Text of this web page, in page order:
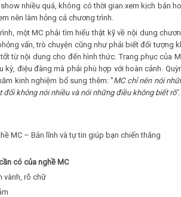
nhiều quá, không có thời gian xem kịch bản
nên làm hỏng cả chương trình.
một MC phải tìm hiểu thật kỹ về nội dung
vấn, trò chuyện cũng như phải biết đối tượng
từ nội dung cho đến hình thức. Trang phục của
kỳ, điệu đàng mà phải phù hợp với hoàn cảnh.
kinh nghiệm bổ sung thêm: "MC chỉ nên nói
đối không nói nhiều và nói những điều không biết rõ".
có của nghề MC
vành, rõ chữ